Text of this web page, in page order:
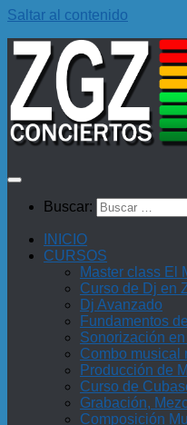
Saltar al contenido
Buscar:
INICIO
CURSOS
Master class El
Curso de Dj en
Dj Avanzado
Fundamentos
Sonorización
Combo musical
Producción de
Curso de
Grabación,
Composición